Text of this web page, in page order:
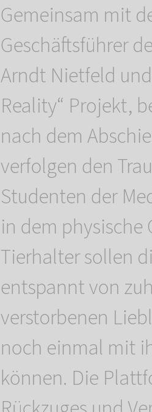
Gemeinsam mit
Geschäftsführer
Arndt Nietfeld
Reality“ Projekt,
nach dem
verfolgen den
Studenten der
in dem physische
Tierhalter sollen
entspannt von
verstorbenen
noch einmal mit
können. Die